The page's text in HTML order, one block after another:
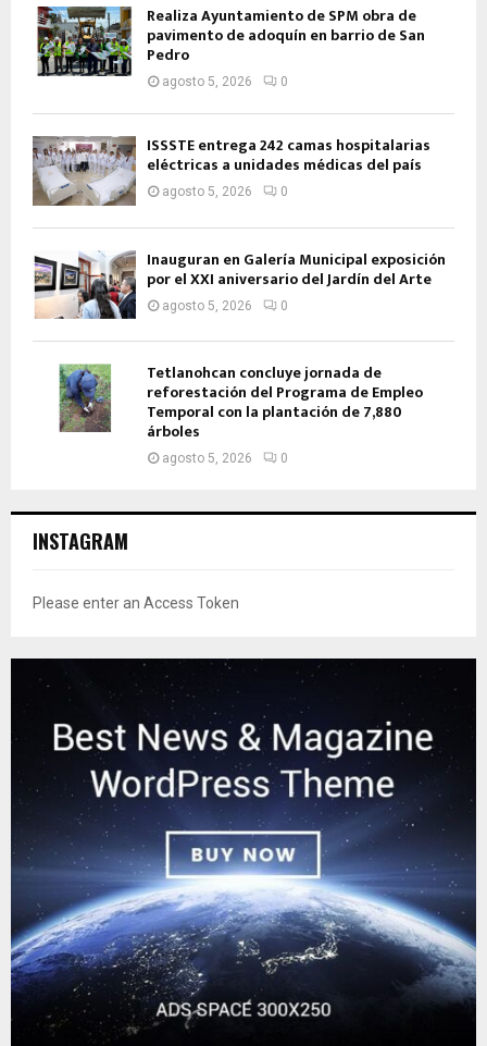
Realiza Ayuntamiento de SPM obra de
pavimento de adoquín en barrio de San
Pedro
agosto 5, 2026 0
ISSSTE entrega 242 camas hospitalarias
eléctricas a unidades médicas del país
agosto 5, 2026 0
Inauguran en Galería Municipal exposición
por el XXI aniversario del Jardín del Arte
agosto 5, 2026 0
Tetlanohcan concluye jornada de
reforestación del Programa de Empleo
Temporal con la plantación de 7,880
árboles
agosto 5, 2026 0
INSTAGRAM
Please enter an Access Token